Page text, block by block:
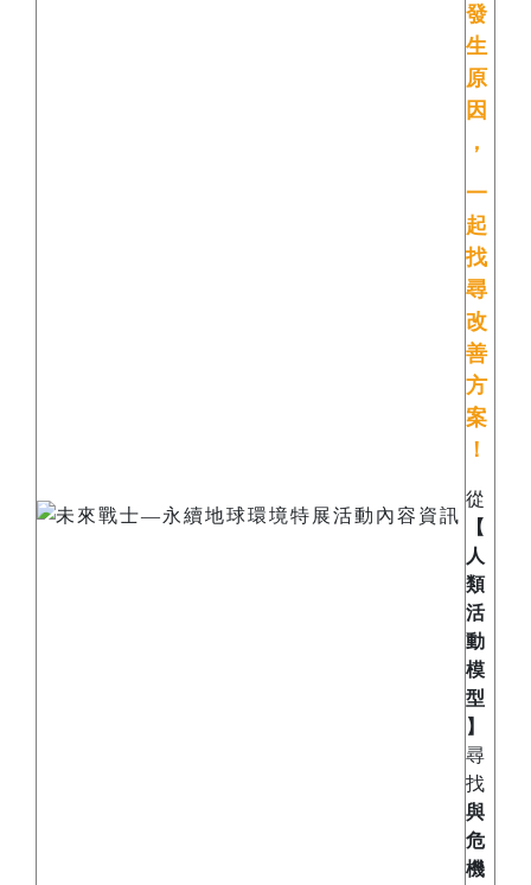
發
生
原
因
，
一
起
找
尋
改
善
方
案
！
從
【
人
類
活
動
模
型
】
尋
找
與
危
機